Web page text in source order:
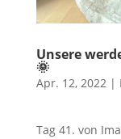
Unsere
🌞
Apr. 12, 2022|
Tag 41. von